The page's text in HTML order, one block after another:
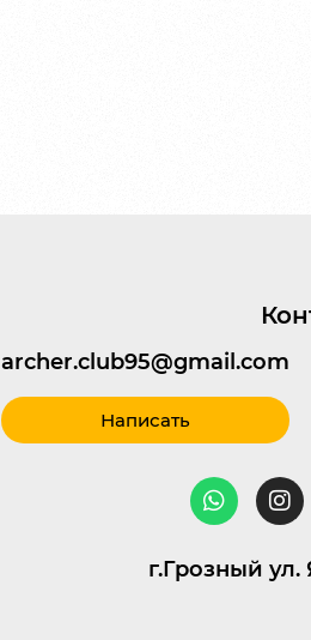
archer.club95@gmail.com
Написать
г.Грозный ул.